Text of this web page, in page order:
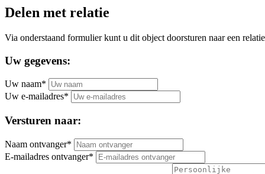
Delen met relatie
Via onderstaand formulier kunt u dit object doorsturen naar een
Uw gegevens:
Uw naam*
Uw e-mailadres*
Versturen naar:
Naam ontvanger*
E-mailadres ontvanger*